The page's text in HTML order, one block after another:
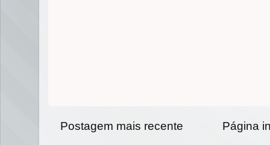
Postagem mais recente Página